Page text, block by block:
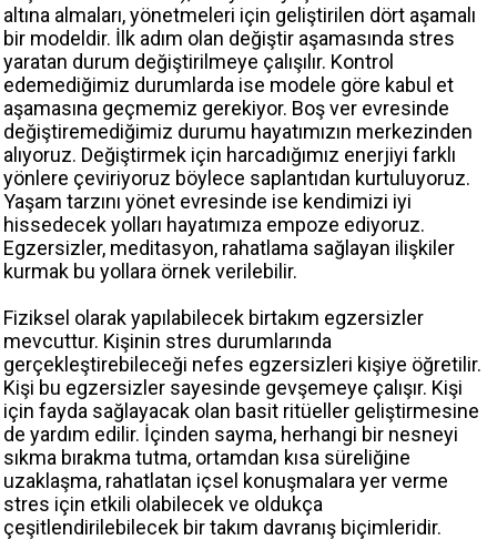
altına almaları, yönetmeleri için geliştirilen dört aşamalı
bir modeldir. İlk adım olan değiştir aşamasında stres
yaratan durum değiştirilmeye çalışılır. Kontrol
edemediğimiz durumlarda ise modele göre kabul et
aşamasına geçmemiz gerekiyor. Boş ver evresinde
değiştiremediğimiz durumu hayatımızın merkezinden
alıyoruz. Değiştirmek için harcadığımız enerjiyi farklı
yönlere çeviriyoruz böylece saplantıdan kurtuluyoruz.
Yaşam tarzını yönet evresinde ise kendimizi iyi
hissedecek yolları hayatımıza empoze ediyoruz.
Egzersizler, meditasyon, rahatlama sağlayan ilişkiler
kurmak bu yollara örnek verilebilir.
Fiziksel olarak yapılabilecek birtakım egzersizler
mevcuttur. Kişinin stres durumlarında
gerçekleştirebileceği nefes egzersizleri kişiye öğretilir.
Kişi bu egzersizler sayesinde gevşemeye çalışır. Kişi
için fayda sağlayacak olan basit ritüeller geliştirmesine
de yardım edilir. İçinden sayma, herhangi bir nesneyi
sıkma bırakma tutma, ortamdan kısa süreliğine
uzaklaşma, rahatlatan içsel konuşmalara yer verme
stres için etkili olabilecek ve oldukça
çeşitlendirilebilecek bir takım davranış biçimleridir.